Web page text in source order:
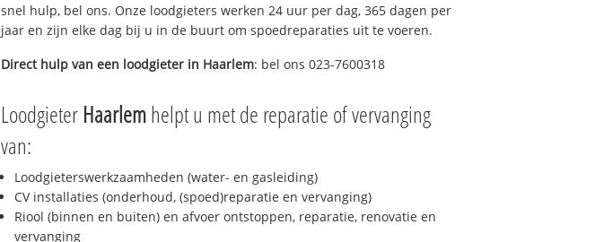
snel hulp, bel ons. Onze loodgieters werken 24 uur per dag, 365 dagen per
jaar en zijn elke dag bij u in de buurt om spoedreparaties uit te voeren.
Direct hulp van een loodgieter in Haarlem: bel ons 023-7600318
Loodgieter Haarlemhelpt u met de reparatie of vervanging
van:
Loodgieterswerkzaamheden (water- en gasleiding)
CV installaties (onderhoud, (spoed)reparatie en vervanging)
Riool (binnen en buiten) en afvoer ontstoppen, reparatie, renovatie en
vervanging